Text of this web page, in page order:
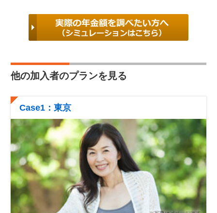
他の加入者のプランを見る
Case1：東京